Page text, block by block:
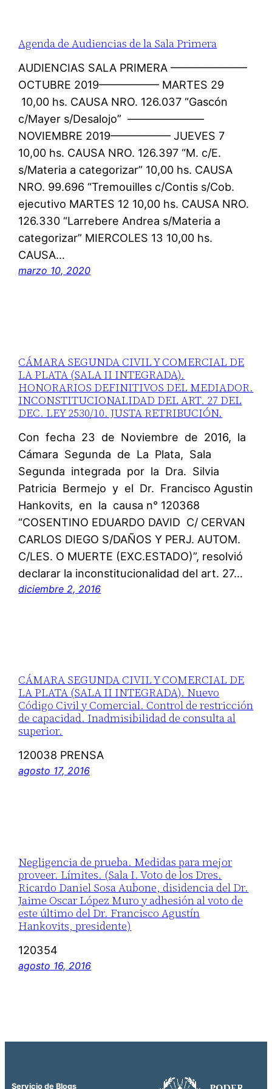
Agenda de Audiencias de la Sala Primera
AUDIENCIAS SALA PRIMERA ———————
OCTUBRE 2019—————– MARTES 29
10,00 hs. CAUSA NRO. 126.037 “Gascón
c/Mayer s/Desalojo” ———————
NOVIEMBRE 2019—————– JUEVES 7
10,00 hs. CAUSA NRO. 126.397 “M. c/E.
s/Materia a categorizar” 10,00 hs. CAUSA
NRO. 99.696 “Tremouilles c/Contis s/Cob.
ejecutivo MARTES 12 10,00 hs. CAUSA NRO.
126.330 “Larrebere Andrea s/Materia a
categorizar” MIERCOLES 13 10,00 hs.
CAUSA…
marzo 10, 2020
CÁMARA SEGUNDA CIVIL Y COMERCIAL DE
LA PLATA (SALA II INTEGRADA).
HONORARIOS DEFINITIVOS DEL MEDIADOR.
INCONSTITUCIONALIDAD DEL ART. 27 DEL
DEC. LEY 2530/10. JUSTA RETRIBUCIÓN.
Con fecha 23 de Noviembre de 2016, la
Cámara Segunda de La Plata, Sala
Segunda integrada por la Dra. Silvia
Patricia Bermejo y el Dr. Francisco Agustin
Hankovits, en la causa n° 120368
“COSENTINO EDUARDO DAVID C/ CERVAN
CARLOS DIEGO S/DAÑOS Y PERJ. AUTOM.
C/LES. O MUERTE (EXC.ESTADO)”, resolvió
declarar la inconstitucionalidad del art. 27…
diciembre 2, 2016
CÁMARA SEGUNDA CIVIL Y COMERCIAL DE
LA PLATA (SALA II INTEGRADA). Nuevo
Código Civil y Comercial. Control de restricción
de capacidad. Inadmisibilidad de consulta al
superior.
120038 PRENSA
agosto 17, 2016
Negligencia de prueba. Medidas para mejor
proveer. Límites. (Sala I. Voto de los Dres.
Ricardo Daniel Sosa Aubone, disidencia del Dr.
Jaime Oscar López Muro y adhesión al voto de
este último del Dr. Francisco Agustín
Hankovits, presidente)
120354
agosto 16, 2016
Servicio de Blogs